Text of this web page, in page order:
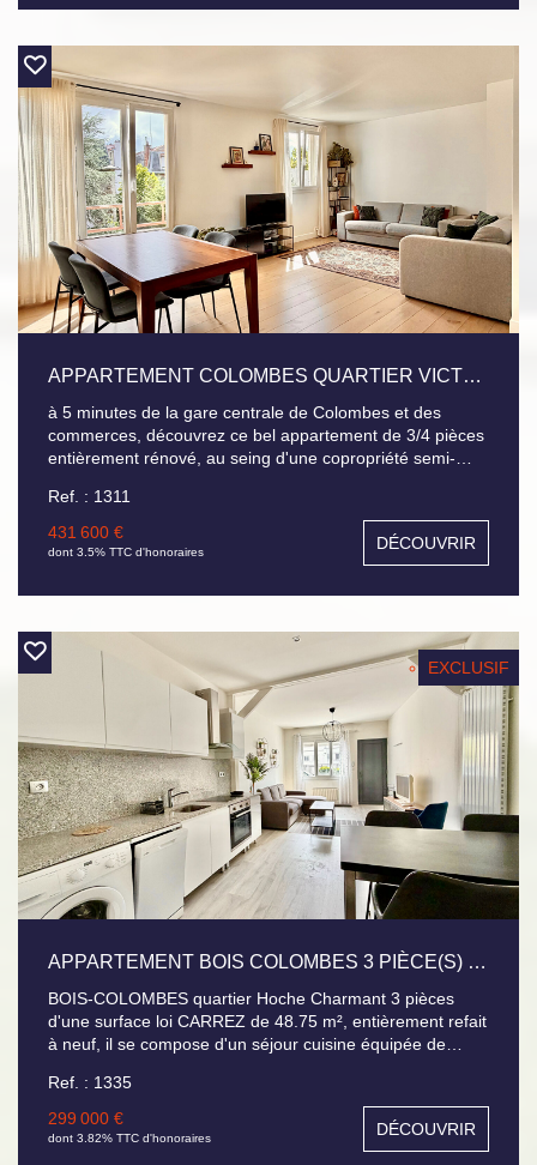
APPARTEMENT COLOMBES QUARTIER VICTOR HUGO 4 PIÈCE(S) 70.11 M²
à 5 minutes de la gare centrale de Colombes et des
commerces, découvrez ce bel appartement de 3/4 pièces
entièrement rénové, au seing d'une copropriété semi-
étage avec ascenseur, il se compose d'une entrée, d'un
séjour double baigné de lumière, une cuisine semi-
ouverte équipée, deux chambres, une salle d'eau, WC
séparés, cave, parkings extérieurs pour l'ensemble des
résidents. Possibilité d'acquérir un box fermé en
Ref. : 1311
431 600 €
dont 3.5% TTC d'honoraires DÉCOUVRIR
EXCLUSIF
APPARTEMENT BOIS COLOMBES 3 PIÈCE(S) 48.75 M2
BOIS-COLOMBES quartier Hoche Charmant 3 pièces
d'une surface loi CARREZ de 48.75 m², entièrement refait
à neuf, il se compose d'un séjour cuisine équipée de
lumineuse, deux chambres dont l'une est traversante,
salle d'eau + WC, une cave . Appartement coup de coeur
!
Ref. : 1335
299 000 €
dont 3.82% TTC d'honoraires DÉCOUVRIR